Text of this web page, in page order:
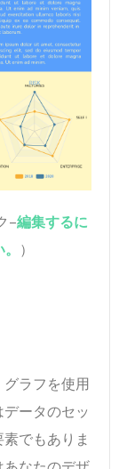
–編集するに
）
ラフを使用
ータのセッ
でもありま